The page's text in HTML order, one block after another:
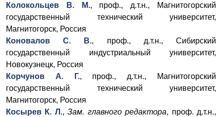
Колокольцев В. М., проф., д.т.н., Магнитогорский
государственный технический университет,
Магнитогорск, Россия
Коновалов С. В., проф., д.т.н., Сибирский
государственный индустриальный университет,
Новокузнецк, Россия
Корчунов А. Г., проф., д.т.н., Магнитогорский
государственный технический университет,
Магнитогорск, Россия
Косырев К. Л.,Зам. главного редактора, проф. д.т.н.,